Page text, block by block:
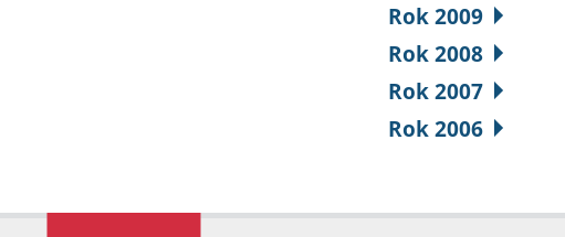
Rok 2009
Rok 2008
Rok 2007
Rok 2006